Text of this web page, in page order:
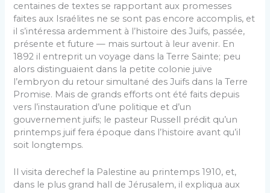
centaines de textes se rapportant aux promesses
faites aux Israélites ne se sont pas encore accom­plis, et
il s’intéressa ardemment à l’histoire des Juifs, passée,
présente et future — mais surtout à leur avenir. En
1892 il entreprit un voyage dans la Terre Sainte; peu
alors distinguaient dans la petite colonie juive
l’embryon du retour simultané des Juifs dans la Terre
Promise. Mais de grands efforts ont été faits depuis
vers l’instauration d’une politique et d’un
gouvernement juifs; le pasteur Russell prédit qu’un
printemps juif fera époque dans l’histoire avant qu’il
soit longtemps.
Il visita derechef la Palestine au printemps 1910, et,
dans le plus grand hall de Jérusalem, il expli­qua aux